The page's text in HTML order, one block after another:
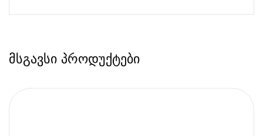
მსგავსი პროდუქტები